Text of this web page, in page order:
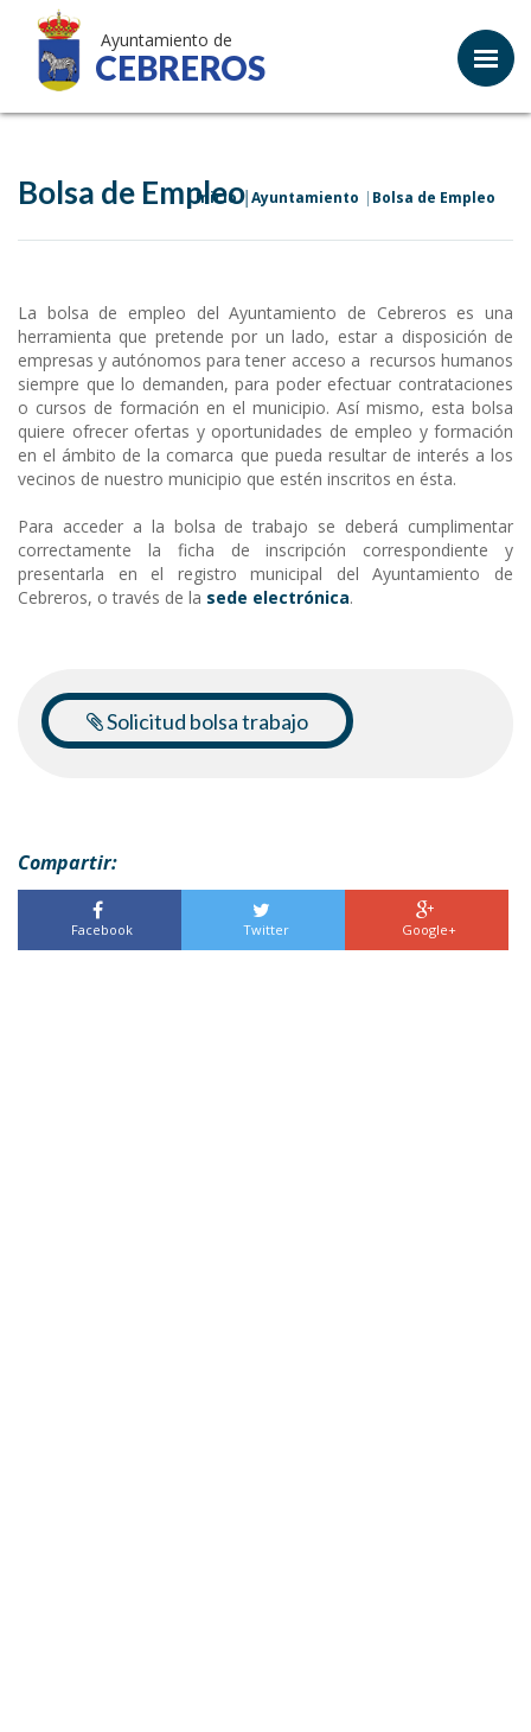
Ayuntamiento de
CEBREROS
Bolsa de Empleo
Inicio Ayuntamiento Bolsa de Empleo
La bolsa de empleo del Ayuntamiento de Cebreros es una
herramienta que pretende por un lado, estar a disposición de
empresas y autónomos para tener acceso a recursos humanos
siempre que lo demanden, para poder efectuar contrataciones
o cursos de formación en el municipio. Así mismo, esta bolsa
quiere ofrecer ofertas y oportunidades de empleo y formación
en el ámbito de la comarca que pueda resultar de interés a los
vecinos de nuestro municipio que estén inscritos en ésta.
Para acceder a la bolsa de trabajo se deberá cumplimentar
correctamente la ficha de inscripción correspondiente y
presentarla en el registro municipal del Ayuntamiento de
Cebreros, o través de la sede electrónica.
Solicitud bolsa trabajo
Compartir:
Facebook Twitter Google+